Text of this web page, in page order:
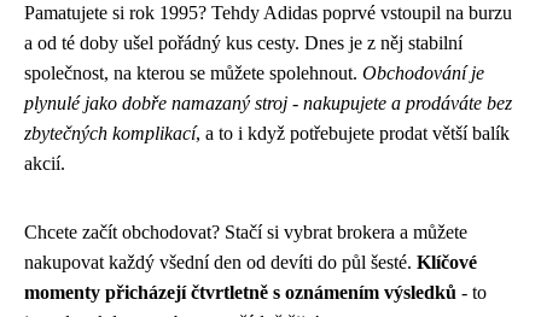
Pamatujete si rok 1995? Tehdy Adidas poprvé vstoupil na burzu
a od té doby ušel pořádný kus cesty. Dnes je z něj stabilní
společnost, na kterou se můžete spolehnout. Obchodování je
plynulé jako dobře namazaný stroj - nakupujete a prodáváte bez
zbytečných komplikací, a to i když potřebujete prodat větší balík
akcií.
Chcete začít obchodovat? Stačí si vybrat brokera a můžete
nakupovat každý všední den od devíti do půl šesté. Klíčové
momenty přicházejí čtvrtletně s oznámením výsledků - to